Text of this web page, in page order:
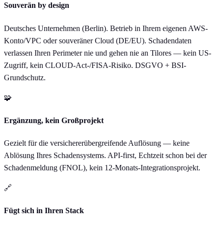
Souverän by design
Deutsches Unternehmen (Berlin). Betrieb in Ihrem eigenen AWS-
Konto/VPC oder souveräner Cloud (DE/EU). Schadendaten
verlassen Ihren Perimeter nie und gehen nie an Tilores — kein US-
Zugriff, kein CLOUD-Act-/FISA-Risiko. DSGVO + BSI-
Grundschutz.
🧩
Ergänzung, kein Großprojekt
Gezielt für die versichererübergreifende Auflösung — keine
Ablösung Ihres Schadensystems. API-first, Echtzeit schon bei der
Schadenmeldung (FNOL), kein 12-Monats-Integrationsprojekt.
🔗
Fügt sich in Ihren Stack